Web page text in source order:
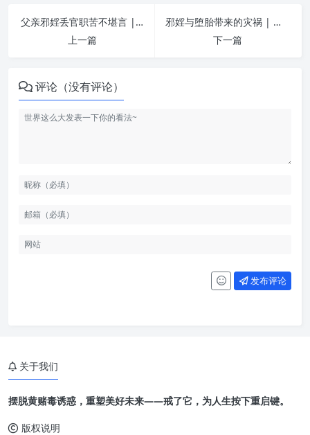
父亲邪婬丢官职苦不堪言 | 纵欲危害
上一篇
邪婬与堕胎带来的灾祸 | 纵欲危害
下一篇
评论（没有评论）
发布评论
关于我们
摆脱黄赌毒诱惑，重塑美好未来——戒了它，为人生按下重启键。
版权说明